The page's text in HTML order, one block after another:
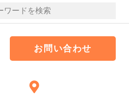
お問い合わせ